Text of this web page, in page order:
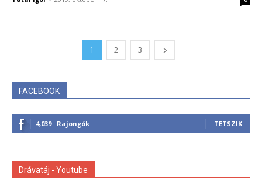
1 2 3
FACEBOOK
4,039 Rajongók TETSZIK
Drávatáj - Youtube